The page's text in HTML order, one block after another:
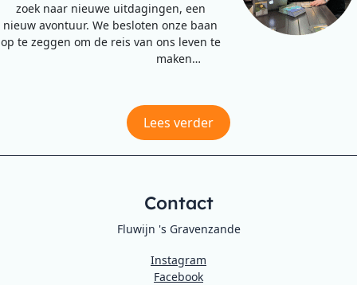
zoek naar nieuwe uitdagingen, een
nieuw avontuur. We besloten onze baan
op te zeggen om de reis van ons leven te
maken…
Lees verder
Contact
Fluwijn 's Gravenzande
Instagram
Facebook